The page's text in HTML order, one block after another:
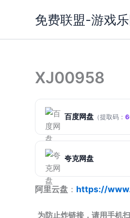
免费联盟-游戏
XJ00958
百度网盘 （提取码：
夸克网盘
阿里云盘 ： https://
为防止炸链接，请用手机